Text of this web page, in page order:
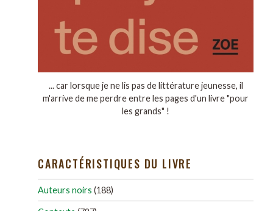
... car lorsque je ne lis pas de littérature jeunesse, il
m'arrive de me perdre entre les pages d'un livre "pour
les grands" !
CARACTÉRISTIQUES DU LIVRE
Auteurs noirs (188)